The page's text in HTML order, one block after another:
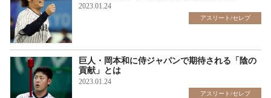
2023.01.24
アスリート/セレブ
巨人・岡本和に侍ジャパンで期待される「陰の
貢献」とは
2023.01.24
アスリート/セレブ